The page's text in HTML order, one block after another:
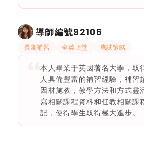
導師編號92106
長期補習 全英上堂 應試策略
本人畢業于英國著名大學，取
人具備豐富的補習經驗，補習
因材施教，教學方法和方式靈
寫相關課程資料和任教相關課
記，使得學生取得極大進步。